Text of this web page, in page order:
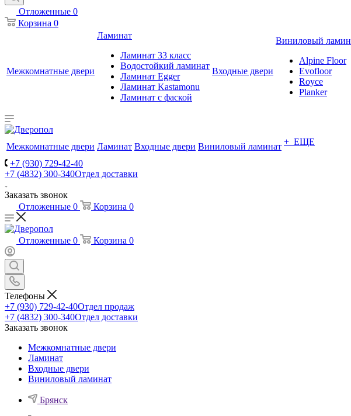
Отложенные 0
Корзина 0
Межкомнатные двери
Ламинат
Ламинат 33 класс
Водостойкий ламинат
Ламинат Egger
Ламинат Kastamonu
Ламинат с фаской
Входные двери
Виниловый
Alpine Floor
Evofloor
Royce
Planker
Межкомнатные двери Ламинат Входные двери Виниловый ламинат + ЕЩЕ
+7 (930) 729-42-40
+7 (4832) 300-340Отдел доставки
Заказать звонок
Отложенные 0 Корзина 0
Отложенные 0 Корзина 0
Телефоны
+7 (930) 729-42-40Отдел продаж
+7 (4832) 300-340Отдел доставки
Заказать звонок
Межкомнатные двери
Ламинат
Входные двери
Виниловый ламинат
Брянск